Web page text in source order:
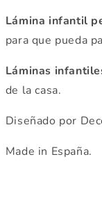
Lámina infantil
para que pueda
Láminas
de la casa.
Diseñado por
Made in España.